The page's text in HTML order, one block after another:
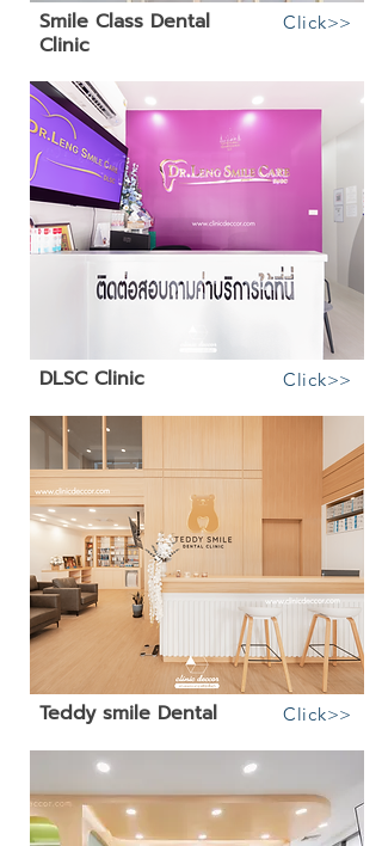
Smile Class Dental
Clinic
Click>>
DLSC Clinic Click>>
Teddy smile Dental Click>>